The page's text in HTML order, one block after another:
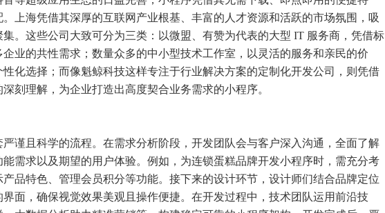
上海凭借其深厚的互联网产业根基、丰富的人才资源和活跃的市场氛围，吸
。这些公司大致可分为三类：以微盟、有赞为代表的大型 IT 服务商，凭借标
业的共性需求；数量众多的中小型技术工作室，以灵活的服务和亲民的价
化选择；而像魁鲸科技这样专注于行业解决方案的定制化开发公司，则凭借
刻理解，为企业打造出高度契合业务需求的小程序。
严谨且科学的流程。在需求分析阶段，开发团队会与客户深入沟通，全面了解
需求以及期望的用户体验。例如，为连锁蛋糕品牌开发小程序时，需充分考
品特色、管理会员积分等功能。接下来的设计环节，设计师们结合品牌定位
面，确保视觉效果美观且操作便捷。在开发过程中，技术团队运用前沿技